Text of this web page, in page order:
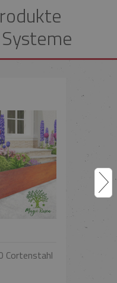
Cortenstahl